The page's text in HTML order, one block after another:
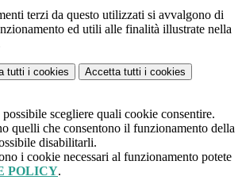
terzi da questo utilizzati si avvalgono di
ed utili alle finalità illustrate nella
tutti i cookies Accetta tutti i cookies
possibile scegliere quali cookie consentire.
quelli che consentono il funzionamento della
disabilitarli.
i cookie necessari al funzionamento potete
POLICY.